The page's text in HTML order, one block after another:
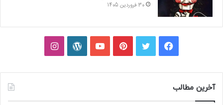
30 فروردین 1405
فیسبوکتوییترپینتریستیوتیوبوردپرساینستاگرام
آخرین مطالب